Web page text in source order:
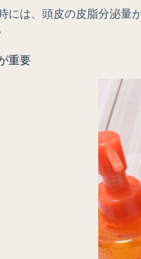
には、頭皮の皮脂分泌量
重要